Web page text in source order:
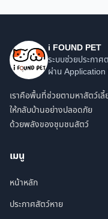
i FOUND PET
ระบบช่วยประกาศ
ผ่าน
เราคือพื้นที่ช่วยตามหาสัตว์เลี้
ให้กลับบ้านอย่างปลอดภัย
ด้วยพลังของชุมชนสัตว์
เมนู
หน้าหลัก
ประกาศสัตว์หาย